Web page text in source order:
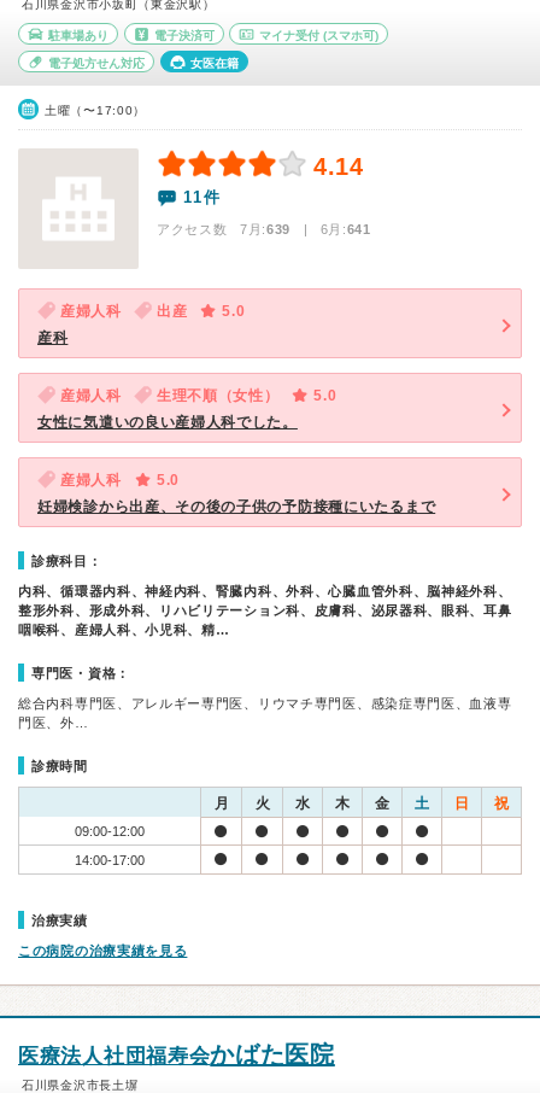
石川県金沢市小坂町（東金沢駅）
駐車場あり 電子決済可 マイナ受付 (スマホ可)
電子処方せん対応 女医在籍
土曜（〜17:00）
4.14
11件
アクセス数 7月:639 | 6月:641
産婦人科 出産
5.0
産科
産婦人科 生理不順（女性）
5.0
女性に気遣いの良い産婦人科でした。
産婦人科
5.0
妊婦検診から出産、その後の子供の予防接種にいたるまで
診療科目：
内科、循環器内科、神経内科、腎臓内科、外科、心臓血管外科、脳神経外科、
整形外科、形成外科、リハビリテーション科、皮膚科、泌尿器科、眼科、耳鼻
咽喉科、産婦人科、小児科、精…
専門医・資格：
総合内科専門医、アレルギー専門医、リウマチ専門医、感染症専門医、血液専
門医、外…
診療時間
月 火 水 木 金 土 日 祝
09:00-12:00
14:00-17:00
治療実績
この病院の治療実績を見る
医療法人社団福寿会かばた医院
石川県金沢市長土塀